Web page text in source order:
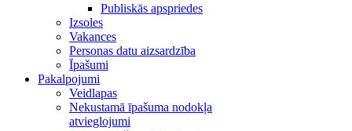
Publiskās apspriedes
Izsoles
Vakances
Personas datu aizsardzība
Īpašumi
Pakalpojumi
Veidlapas
Nekustamā īpašuma nodokļa
atvieglojumi